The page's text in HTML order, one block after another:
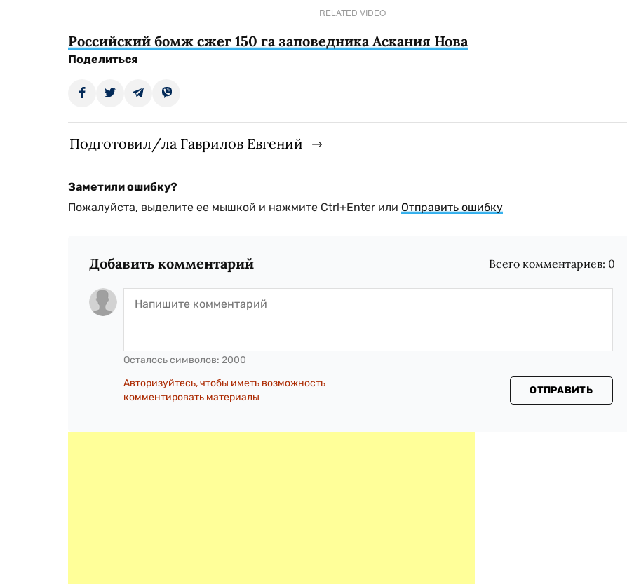
RELATED VIDEO
Российский бомж сжег 150 га заповедника Аскания Нова
Поделиться
Подготовил/ла Гаврилов Евгений
Заметили ошибку?
Пожалуйста, выделите ее мышкой и нажмите Ctrl+Enter или Отправить ошибку
Добавить комментарий Всего комментариев: 0
Осталось символов: 2000
Авторизуйтесь, чтобы иметь возможность
комментировать материалы
ОТПРАВИТЬ